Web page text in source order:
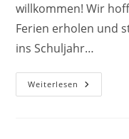
willkommen! Wir
Ferien erholen und
ins Schuljahr…
Weiterlesen Back
To